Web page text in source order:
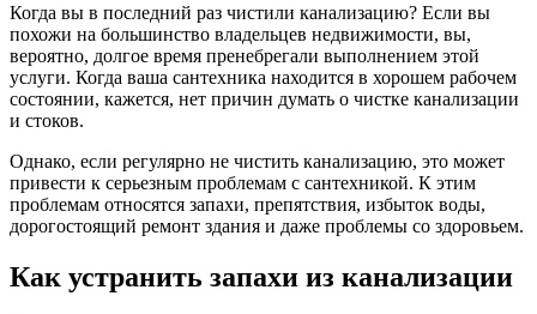
Когда вы в последний раз чистили канализацию? Если вы
похожи на большинство владельцев недвижимости, вы,
вероятно, долгое время пренебрегали выполнением этой
услуги. Когда ваша сантехника находится в хорошем рабочем
состоянии, кажется, нет причин думать о чистке канализации
и стоков.
Однако, если регулярно не чистить канализацию, это может
привести к серьезным проблемам с сантехникой. К этим
проблемам относятся запахи, препятствия, избыток воды,
дорогостоящий ремонт здания и даже проблемы со здоровьем.
Как устранить запахи из канализации